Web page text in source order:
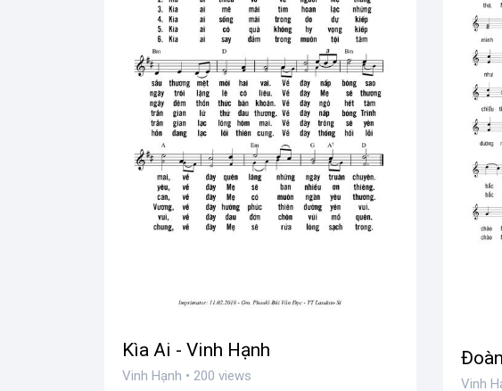
Kìa Ai - Vinh Hạnh
Vinh Hạnh • 200 views
Vinh